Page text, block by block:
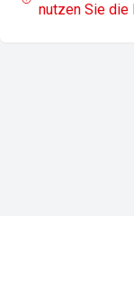
nutzen Sie die